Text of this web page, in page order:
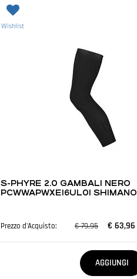
Wishlist
S-PHYRE 2.0 GAMBALI NERO
PCWWAPWXE16UL01 SHIMANO
Prezzo d'Acquisto: € 79,95 € 63,96
AGGIUNGI